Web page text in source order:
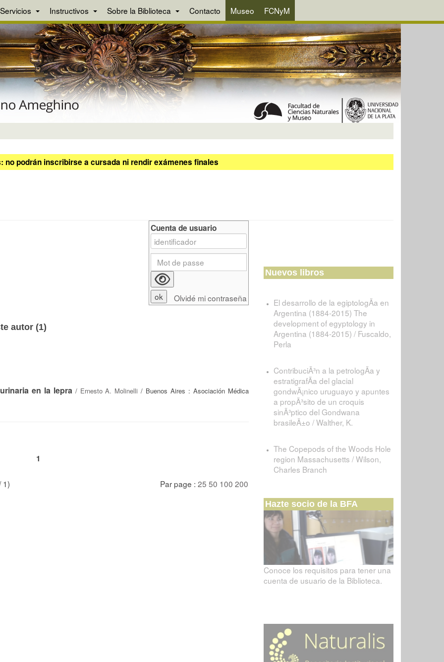
Servicios Instructivos Sobre la Biblioteca Contacto Museo FCNyM
podrán inscribirse a cursada ni rendir exámenes finales
autor (1)
en la lepra/ Ernesto A. Molinelli / Buenos Aires : Asociación Médica
1
1) Par page : 25 50 100 200
Cuenta de usuario
Olvidé mi contraseña
Nuevos libros
El desarrollo de la egiptologÃ­a en
Argentina (1884-2015) The
development of egyptology in
Argentina (1884-2015) / Fuscaldo,
Perla
ContribuciÃ³n a la petrologÃ­a y
estratigrafÃ­a del glacial
gondwÃ¡nico uruguayo y apuntes
a propÃ³sito de un croquis
sinÃ³ptico del Gondwana
brasileÃ±o / Walther, K.
The Copepods of the Woods Hole
region Massachusetts / Wilson,
Charles Branch
Hazte socio de la BFA
Conoce los requisitos para tener una
cuenta de usuario de la Biblioteca.